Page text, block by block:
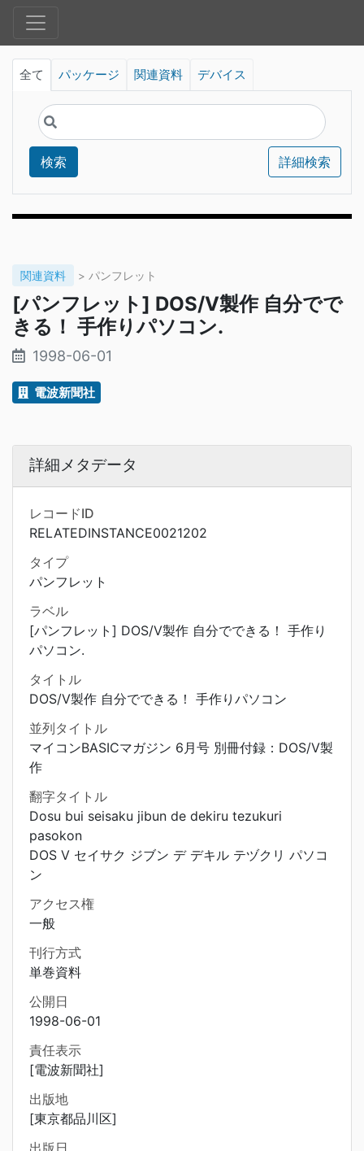
全て パッケージ 関連資料 デバイス
検索 詳細検索
関連資料 > パンフレット
[パンフレット] DOS/V製作 自分でで
きる！ 手作りパソコン.
1998-06-01
電波新聞社
詳細メタデータ
レコードID
RELATEDINSTANCE0021202
タイプ
パンフレット
ラベル
[パンフレット] DOS/V製作 自分でできる！ 手作り
パソコン.
タイトル
DOS/V製作 自分でできる！ 手作りパソコン
並列タイトル
マイコンBASICマガジン 6月号 別冊付録：DOS/V製
作
翻字タイトル
Dosu bui seisaku jibun de dekiru tezukuri
pasokon
DOS V セイサク ジブン デ デキル テヅクリ パソコ
ン
アクセス権
一般
刊行方式
単巻資料
公開日
1998-06-01
責任表示
[電波新聞社]
出版地
[東京都品川区]
出版日